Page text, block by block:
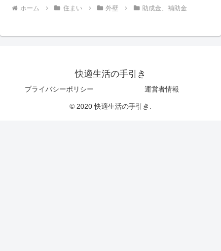
ホーム 住まい 外壁 助成金、補助金
快適生活の手引き
プライバシーポリシー 運営者情報
© 2020 快適生活の手引き.